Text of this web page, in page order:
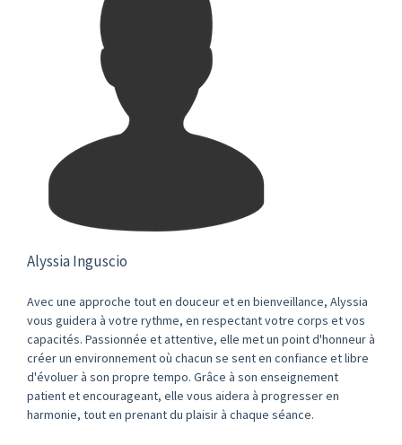
Alyssia Inguscio
Avec une approche tout en douceur et en bienveillance, Alyssia
vous guidera à votre rythme, en respectant votre corps et vos
capacités. Passionnée et attentive, elle met un point d'honneur à
créer un environnement où chacun se sent en confiance et libre
d'évoluer à son propre tempo. Grâce à son enseignement
patient et encourageant, elle vous aidera à progresser en
harmonie, tout en prenant du plaisir à chaque séance.